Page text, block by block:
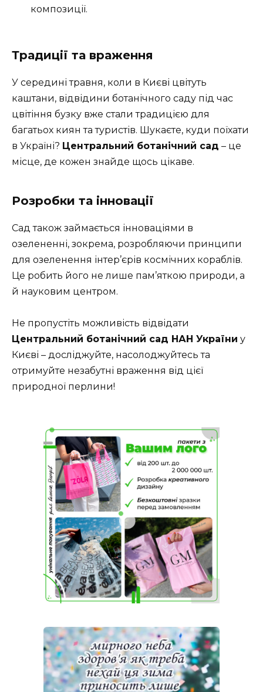
композиції.
Традиції та враження
У середині травня, коли в Києві цвітуть
каштани, відвідини ботанічного саду під час
цвітіння бузку вже стали традицією для
багатьох киян та туристів. Шукаєте, куди поїхати
в Україні? Центральний ботанічний сад – це
місце, де кожен знайде щось цікаве.
Розробки та інновації
Сад також займається інноваціями в
озелененні, зокрема, розробляючи принципи
для озеленення інтер’єрів космічних кораблів.
Це робить його не лише пам’яткою природи, а
й науковим центром.
Не пропустіть можливість відвідати
Центральний ботанічний сад НАН України у
Києві – досліджуйте, насолоджуйтесь та
отримуйте незабутні враження від цієї
природної перлини!